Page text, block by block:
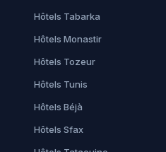
Hôtels Tabarka
Hôtels Monastir
Hôtels Tozeur
Hôtels Tunis
Hôtels Béjà
Hôtels Sfax